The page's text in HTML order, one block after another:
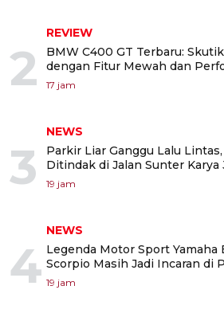
2
REVIEW
BMW C400 GT Terbaru:
dengan Fitur Mewah dan
17 jam
3
NEWS
Parkir Liar Ganggu Lalu
Ditindak di Jalan Sunter Karya
19 jam
4
NEWS
Legenda Motor Sport Yamaha
Scorpio Masih Jadi Incaran di
19 jam